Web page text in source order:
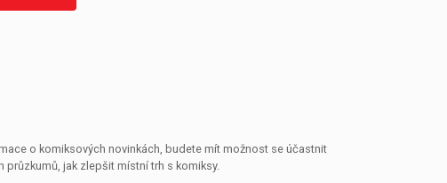
o komiksových novinkách, budete mít možnost se účastnit
jak zlepšit místní trh s komiksy.